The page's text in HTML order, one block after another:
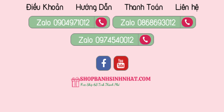
Điều Khoản
Hướng Dẫn Thanh Toán
Liên hệ
Zalo 0904971012
Zalo 0868693012
Zalo 0974540012